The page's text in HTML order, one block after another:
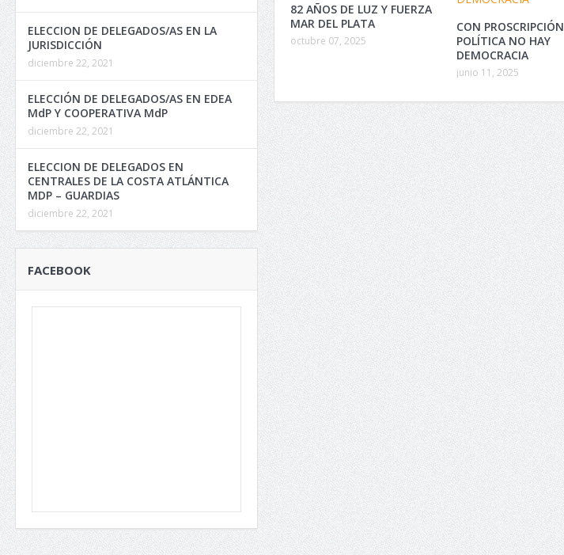
82 AÑOS DE LUZ Y FUERZA
MAR DEL PLATA
octubre 07, 2025
CON PROSCRIPCIÓN
POLÍTICA NO HAY
DEMOCRACIA
junio 11, 2025
ELECCION DE DELEGADOS/AS EN LA
JURISDICCIÓN
diciembre 22, 2021
ELECCIÓN DE DELEGADOS/AS EN EDEA
MdP Y COOPERATIVA MdP
diciembre 22, 2021
ELECCION DE DELEGADOS EN
CENTRALES DE LA COSTA ATLÁNTICA
MDP – GUARDIAS
diciembre 22, 2021
FACEBOOK